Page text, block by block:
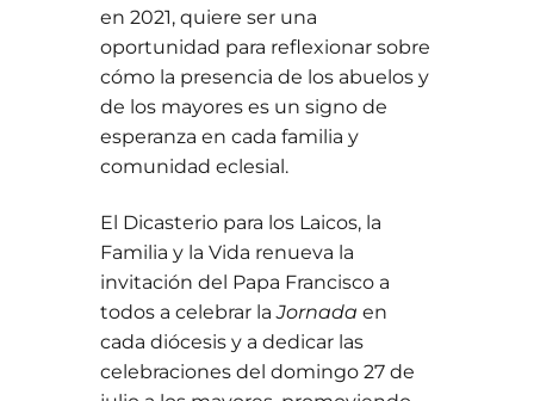
en 2021, quiere ser una
oportunidad para reflexionar sobre
cómo la presencia de los abuelos y
de los mayores es un signo de
esperanza en cada familia y
comunidad eclesial.
El Dicasterio para los Laicos, la
Familia y la Vida renueva la
invitación del Papa Francisco a
todos a celebrar laJornada en
cada diócesis y a dedicar las
celebraciones del domingo 27 de